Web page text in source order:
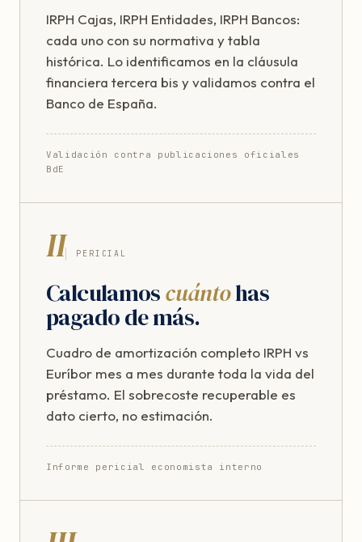
IRPH Cajas, IRPH Entidades, IRPH Bancos:
cada uno con su normativa y tabla
histórica. Lo identificamos en la cláusula
financiera tercera bis y validamos contra el
Banco de España.
Validación contra publicaciones oficiales
BdE
II PERICIAL
Calculamoscuántohas
pagado de más.
Cuadro de amortización completo IRPH vs
Euríbor mes a mes durante toda la vida del
préstamo. El sobrecoste recuperable es
dato cierto, no estimación.
Informe pericial economista interno